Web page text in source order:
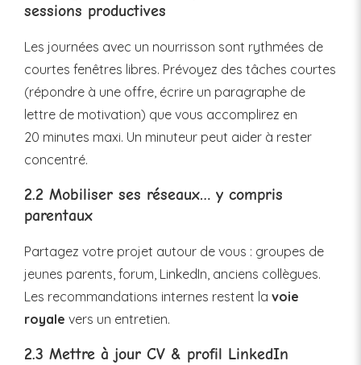
sessions productives
Les journées avec un nourrisson sont rythmées de
courtes fenêtres libres. Prévoyez des tâches courtes
(répondre à une offre, écrire un paragraphe de
lettre de motivation) que vous accomplirez en
20 minutes maxi. Un minuteur peut aider à rester
concentré.
2.2 Mobiliser ses réseaux… y compris
parentaux
Partagez votre projet autour de vous : groupes de
jeunes parents, forum, LinkedIn, anciens collègues.
Les recommandations internes restent la voie
royale vers un entretien.
2.3 Mettre à jour CV & profil LinkedIn